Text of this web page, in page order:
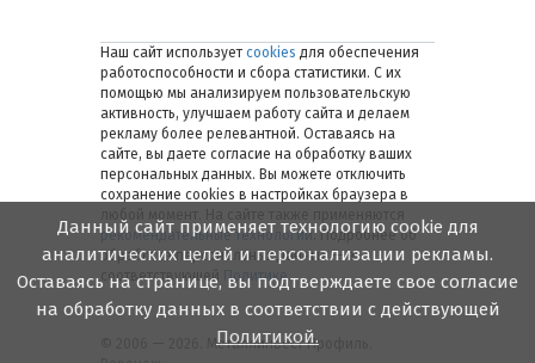
Наш сайт использует cookies для обеспечения
работоспособности и сбора статистики. С их
помощью мы анализируем пользовательскую
активность, улучшаем работу сайта и делаем
рекламу более релевантной. Оставаясь на
сайте, вы даете согласие на обработку ваших
персональных данных. Вы можете отключить
сохранение cookies в настройках браузера в
рекомендательные технологии. Подробнее об
обработке персональных данных — в
соответствующей
Политике.
© 2006 — 2026. Металлинвест Профиль.
Данный сайт применяет технологию cookie для
аналитических целей и персонализации рекламы.
Оставаясь на странице, вы подтверждаете свое согласие
на обработку данных в соответствии с действующей
Политикой.